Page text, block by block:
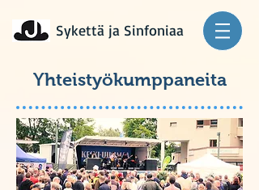
Sykettä ja Sinfoniaa
Yhteistyökumppaneita